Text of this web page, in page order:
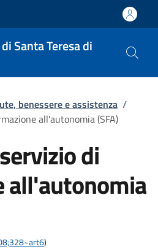
Santa Teresa di
benessere e assistenza /
all'autonomia (SFA)
di
all'autonomia
)